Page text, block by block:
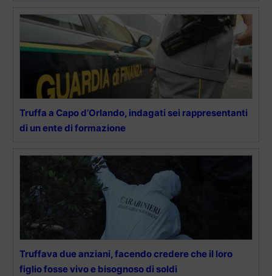
Truffa a Capo d’Orlando, indagati sei rappresentanti
di un ente di formazione
Truffava due anziani, facendo credere che il loro
figlio fosse vivo e bisognoso di soldi